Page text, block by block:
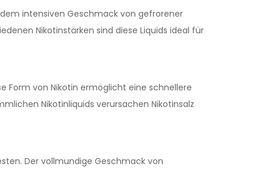
intensiven Geschmack von gefrorener
Nikotinstärken sind diese Liquids ideal für
Form von Nikotin ermöglicht eine schnellere
Nikotinliquids verursachen Nikotinsalz
Der vollmundige Geschmack von